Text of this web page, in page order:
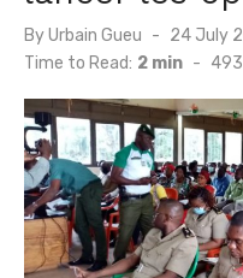
ByUrbain Gueu
Posted
on
24 July
Time to Read: 2 min - 493